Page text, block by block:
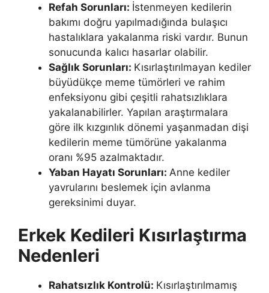
Refah Sorunları: İstenmeyen kedilerin
bakımı doğru yapılmadığında bulaşıcı
hastalıklara yakalanma riski vardır. Bunun
sonucunda kalıcı hasarlar olabilir.
Sağlık Sorunları: Kısırlaştırılmayan kediler
büyüdükçe meme tümörleri ve rahim
enfeksiyonu gibi çeşitli rahatsızlıklara
yakalanabilirler. Yapılan araştırmalara
göre ilk kızgınlık dönemi yaşanmadan dişi
kedilerin meme tümörüne yakalanma
oranı %95 azalmaktadır.
Yaban Hayatı Sorunları: Anne kediler
yavrularını beslemek için avlanma
gereksinimi duyar.
Erkek Kedileri Kısırlaştırma
Nedenleri
Rahatsızlık Kontrolü: Kısırlaştırılmamış